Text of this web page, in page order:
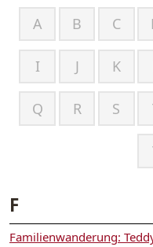
A B C
I J K
Q R S
F
Familienwanderung: